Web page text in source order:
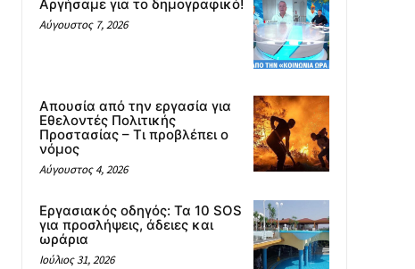
Αργήσαμε για το δημογραφικό!
Αύγουστος 7, 2026
Απουσία από την εργασία για
Εθελοντές Πολιτικής
Προστασίας – Τι προβλέπει ο
νόμος
Αύγουστος 4, 2026
Εργασιακός οδηγός: Τα 10 SOS
για προσλήψεις, άδειες και
ωράρια
Ιούλιος 31, 2026